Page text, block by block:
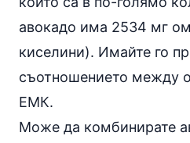
авокадо има 2534 мг
киселини). Имайте го
съотношението между
ЕМК.
Може да комбинирате